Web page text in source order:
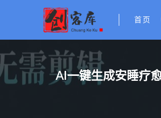
首页
AI一键生成安睡疗